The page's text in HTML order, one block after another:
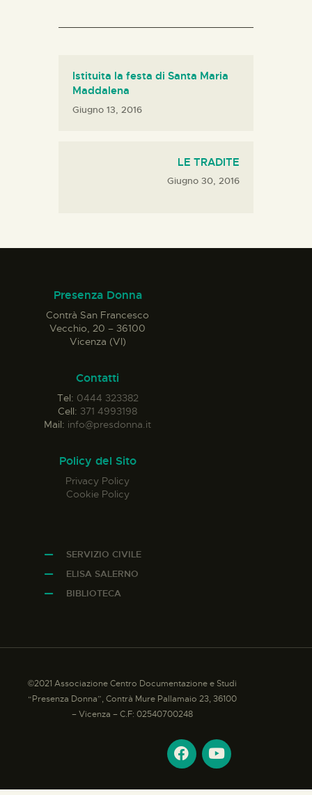
Istituita la festa di Santa Maria
Maddalena
Giugno 13, 2016
LE TRADITE
Giugno 30, 2016
Presenza Donna
Contrà San Francesco
Vecchio, 20 – 36100
Vicenza (VI)
Contatti
Tel: 0444 323382
Cell: 371 4993198
Mail: info@presdonna.it
Policy del Sito
Privacy Policy
Cookie Policy
SERVIZIO CIVILE
ELISA SALERNO
BIBLIOTECA
©2021 Associazione Centro Documentazione e Studi
“Presenza Donna”, Contrà Mure Pallamaio 23, 36100
– Vicenza – C.F: 02540700248